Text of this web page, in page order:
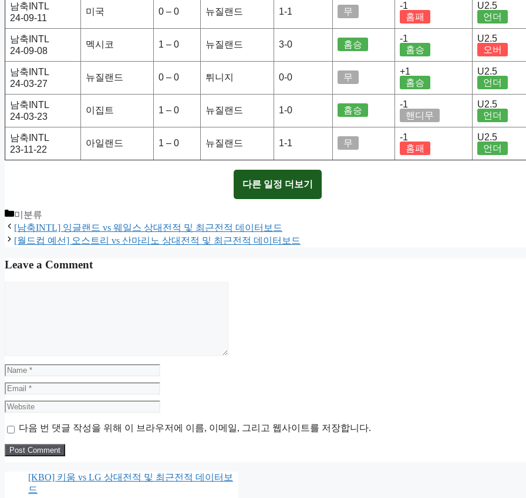
남축INTL
24-09-11
미국 0 – 0 뉴질랜드 1-1 무
-1
홈패
U2.5
언더
남축INTL
24-09-08
멕시코 1 – 0 뉴질랜드 3-0 홈승
-1
홈승
U2.5
오버
남축INTL
24-03-27
뉴질랜드 0 – 0 튀니지 0-0 무
+1
홈승
U2.5
언더
남축INTL
24-03-23
이집트 1 – 0 뉴질랜드 1-0 홈승
-1
핸디무
U2.5
언더
남축INTL
23-11-22
아일랜드 1 – 0 뉴질랜드 1-1 무
-1
홈패
U2.5
언더
다른 일정 더보기
Categories
미분류
[남축INTL] 잉글랜드 vs 웨일스 상대전적 및 최근전적 데이터보드
[월드컵 예선] 오스트리 vs 산마리노 상대전적 및 최근전적 데이터보드
Leave a Comment
Name
Email
Website
다음 번 댓글 작성을 위해 이 브라우저에 이름, 이메일, 그리고 웹사이트를 저장합니다.
[KBO] 키움 vs LG 상대전적 및 최근전적 데이터보
드